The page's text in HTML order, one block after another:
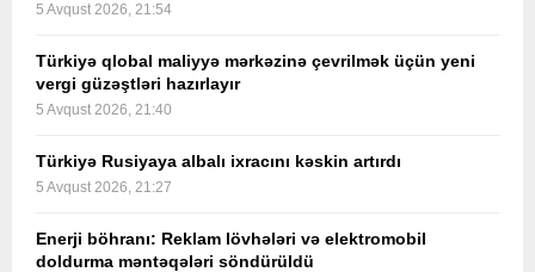
5 Avqust 2026, 21:54
Türkiyə qlobal maliyyə mərkəzinə çevrilmək üçün yeni
vergi güzəştləri hazırlayır
5 Avqust 2026, 21:40
Türkiyə Rusiyaya albalı ixracını kəskin artırdı
5 Avqust 2026, 21:27
Enerji böhranı: Reklam lövhələri və elektromobil
doldurma məntəqələri söndürüldü